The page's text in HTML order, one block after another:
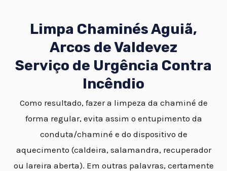
Limpa Chaminés Aguiã,
Arcos de Valdevez
Serviço de Urgência Contra
Incêndio
Como resultado, fazer a limpeza da chaminé de
forma regular, evita assim o entupimento da
conduta/chaminé e do dispositivo de
aquecimento (caldeira, salamandra, recuperador
ou lareira aberta). Em outras palavras, certamente